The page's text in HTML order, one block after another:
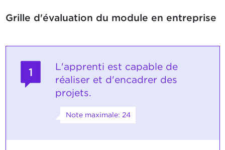
Grille d'évaluation du module en entreprise
1
L'apprenti est capable de
réaliser et d'encadrer des
projets.
Note maximale: 24